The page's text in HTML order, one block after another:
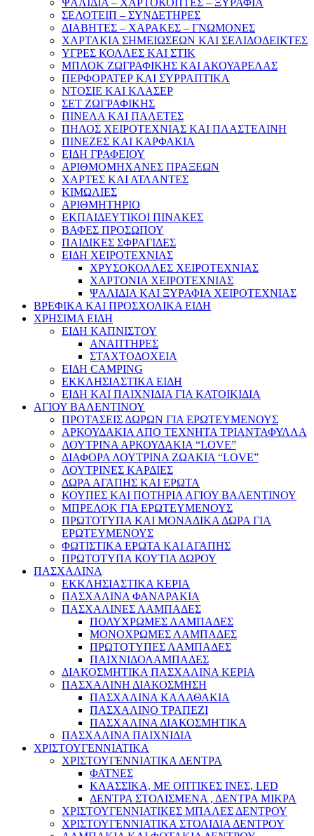
ΨΑΛΙΔΙΑ – ΧΑΡΤΟΚΟΠΤΕΣ – ΞΥΡΑΦΙΑ
ΣΕΛΟΤΕΙΠ – ΣΥΝΔΕΤΗΡΕΣ
ΔΙΑΒΗΤΕΣ – ΧΑΡΑΚΕΣ – ΓΝΩΜΟΝΕΣ
ΧΑΡΤΑΚΙΑ ΣΗΜΕΙΩΣΕΩΝ ΚΑΙ ΣΕΛΙΔΟΔΕΙΚΤΕΣ
ΥΓΡΕΣ ΚΟΛΛΕΣ ΚΑΙ ΣΤΙΚ
ΜΠΛΟΚ ΖΩΓΡΑΦΙΚΗΣ ΚΑΙ ΑΚΟΥΑΡΕΛΑΣ
ΠΕΡΦΟΡΑΤΕΡ ΚΑΙ ΣΥΡΡΑΠΤΙΚΑ
ΝΤΟΣΙΕ ΚΑΙ ΚΛΑΣΕΡ
ΣΕΤ ΖΩΓΡΑΦΙΚΗΣ
ΠΙΝΕΛΑ ΚΑΙ ΠΑΛΕΤΕΣ
ΠΗΛΟΣ ΧΕΙΡΟΤΕΧΝΙΑΣ ΚΑΙ ΠΛΑΣΤΕΛΙΝΗ
ΠΙΝΕΖΕΣ ΚΑΙ ΚΑΡΦΑΚΙΑ
ΕΙΔΗ ΓΡΑΦΕΙΟΥ
ΑΡΙΘΜΟΜΗΧΑΝΕΣ ΠΡΑΞΕΩΝ
ΧΑΡΤΕΣ ΚΑΙ ΑΤΛΑΝΤΕΣ
ΚΙΜΩΛΙΕΣ
ΑΡΙΘΜΗΤΗΡΙΟ
ΕΚΠΑΙΔΕΥΤΙΚΟΙ ΠΙΝΑΚΕΣ
ΒΑΦΕΣ ΠΡΟΣΩΠΟΥ
ΠΑΙΔΙΚΕΣ ΣΦΡΑΓΙΔΕΣ
ΕΙΔΗ ΧΕΙΡΟΤΕΧΝΙΑΣ
ΧΡΥΣΟΚΟΛΛΕΣ ΧΕΙΡΟΤΕΧΝΙΑΣ
ΧΑΡΤΟΝΙΑ ΧΕΙΡΟΤΕΧΝΙΑΣ
ΨΑΛΙΔΙΑ ΚΑΙ ΞΥΡΑΦΙΑ ΧΕΙΡΟΤΕΧΝΙΑΣ
ΒΡΕΦΙΚΑ ΚΑΙ ΠΡΟΣΧΟΛΙΚΑ ΕΙΔΗ
ΧΡΗΣΙΜΑ ΕΙΔΗ
ΕΙΔΗ ΚΑΠΝΙΣΤΟΥ
ΑΝΑΠΤΗΡΕΣ
ΣΤΑΧΤΟΔΟΧΕΙΑ
ΕΙΔΗ CAMPING
ΕΚΚΛΗΣΙΑΣΤΙΚΑ ΕΙΔΗ
ΕΙΔΗ ΚΑΙ ΠΑΙΧΝΙΔΙΑ ΓΙΑ ΚΑΤΟΙΚΙΔΙΑ
ΑΓΙΟΥ ΒΑΛΕΝΤΙΝΟΥ
ΠΡΟΤΑΣΕΙΣ ΔΩΡΩΝ ΓΙΑ ΕΡΩΤΕΥΜΕΝΟΥΣ
ΑΡΚΟΥΔΑΚΙΑ ΑΠΟ ΤΕΧΝΗΤΑ ΤΡΙΑΝΤΑΦΥΛΛΑ
ΛΟΥΤΡΙΝΑ ΑΡΚΟΥΔΑΚΙΑ “LOVE”
ΔΙΑΦΟΡΑ ΛΟΥΤΡΙΝΑ ΖΩΑΚΙΑ “LOVE”
ΛΟΥΤΡΙΝΕΣ ΚΑΡΔΙΕΣ
ΔΩΡΑ ΑΓΑΠΗΣ ΚΑΙ ΕΡΩΤΑ
ΚΟΥΠΕΣ ΚΑΙ ΠΟΤΗΡΙΑ ΑΓΙΟΥ ΒΑΛΕΝΤΙΝΟΥ
ΜΠΡΕΛΟΚ ΓΙΑ ΕΡΩΤΕΥΜΕΝΟΥΣ
ΠΡΩΤΟΤΥΠΑ ΚΑΙ ΜΟΝΑΔΙΚΑ ΔΩΡΑ ΓΙΑ
ΕΡΩΤΕΥΜΕΝΟΥΣ
ΦΩΤΙΣΤΙΚΑ ΕΡΩΤΑ ΚΑΙ ΑΓΑΠΗΣ
ΠΡΩΤΟΤΥΠΑ ΚΟΥΤΙΑ ΔΩΡΟΥ
ΠΑΣΧΑΛΙΝΑ
ΕΚΚΛΗΣΙΑΣΤΙΚΑ ΚΕΡΙΑ
ΠΑΣΧΑΛΙΝΑ ΦΑΝΑΡΑΚΙΑ
ΠΑΣΧΑΛΙΝΕΣ ΛΑΜΠΑΔΕΣ
ΠΟΛΥΧΡΩΜΕΣ ΛΑΜΠΑΔΕΣ
ΜΟΝΟΧΡΩΜΕΣ ΛΑΜΠΑΔΕΣ
ΠΡΩΤΟΤΥΠΕΣ ΛΑΜΠΑΔΕΣ
ΠΑΙΧΝΙΔΟΛΑΜΠΑΔΕΣ
ΔΙΑΚΟΣΜΗΤΙΚΑ ΠΑΣΧΑΛΙΝΑ ΚΕΡΙΑ
ΠΑΣΧΑΛΙΝΗ ΔΙΑΚΟΣΜΗΣΗ
ΠΑΣΧΑΛΙΝΑ ΚΑΛΑΘΑΚΙΑ
ΠΑΣΧΑΛΙΝΟ ΤΡΑΠΕΖΙ
ΠΑΣΧΑΛΙΝΑ ΔΙΑΚΟΣΜΗΤΙΚΑ
ΠΑΣΧΑΛΙΝΑ ΠΑΙΧΝΙΔΙΑ
ΧΡΙΣΤΟΥΓΕΝΝΙΑΤΙΚΑ
ΧΡΙΣΤΟΥΓΕΝΝΙΑΤΙΚΑ ΔΕΝΤΡΑ
ΦΑΤΝΕΣ
ΚΛΑΣΣΙΚΑ, ΜΕ ΟΠΤΙΚΕΣ ΙΝΕΣ, LED
ΔΕΝΤΡΑ ΣΤΟΛΙΣΜΕΝΑ , ΔΕΝΤΡΑ ΜΙΚΡΑ
ΧΡΙΣΤΟΥΓΕΝΝΙΑΤΙΚΕΣ ΜΠΑΛΕΣ ΔΕΝΤΡΟΥ
ΧΡΙΣΤΟΥΓΕΝΝΙΑΤΙΚΑ ΣΤΟΛΙΔΙΑ ΔΕΝΤΡΟΥ